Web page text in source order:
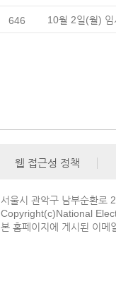
646 10월 2일(월) 임
웹 접근성 정책
서울시 관악구 남부순환로
Copyright(c)National
본 홈페이지에 게시된 이메